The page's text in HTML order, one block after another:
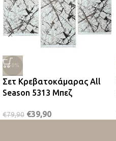
-50%
Σετ Κρεβατοκάμαρας All
Season 5313 Μπεζ
€79,90 €39,90